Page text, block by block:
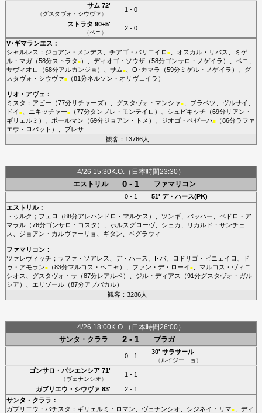
サム 72'
（グスタヴォ・シウヴァ）
1 - 0
ストラタ 90+5'
（ベニ ）
2 - 0
V･ギマランエス ：
シャルレス ； ジョアン・メンデス チアゴ・バリエイロ ■、 オスカル・リバス
ミゲ
ル・マガ（58分ストラタ ■）、 ディオゴ・ソウザ（58分ゴンサロ・ノゲイラ ）、 ベニ
サヴィオロ
（68分アルカンジョ ）、 サム■、 O･カマラ （59分ミゲル・ノゲイラ ）、 グ
スタヴォ・シウヴァ■（81分ネルソン・オリヴェイラ ）
リオ・アヴェ ：
ミスタ ； アビー （77分リチャーズ）、 グスタヴォ・マンシャ ■、 ブラベツ ヴルサイ
ドイ ■、 ニキッチャー■（77分タンブレ・モンテイロ ）、 シュピキッチ （69分リアン・
ギリェルミ ）、 ポールマン （69分ジョアン・トメ ）、 ジオゴ・ベゼーハ■（86分ラファ
エウ・ロバット ）、 ブレサ
観客：13766人
4/26 15:30K.O.（日本時間23:30）
エストリル
0 - 1 ファマリコン
0 - 1 51' デ・ハース(PK)
エストリル：
トゥルク ； フェロ （88分アレハンドロ・マルケス ）、 ツンギ、 バッハー
ペドロ・ア
マラル（76分ゴンサロ・コスタ ）、 ホルスグローヴ、 シェカ
リカルド・サンチェ
ス
ジョアン・カルヴァーリョ ギタン ベグラウィ
ファマリコン：
ツァレヴィッチ ； ラファ・ソアレス デ・ハース I･バ、 ロドリゴ・ピニェイロ
ド
ゥ・アモラン■（83分マルコス・ペニャ ）、 ファン・デ・ローイ ■、 マルコス・ヴィニ
シオス
グスタヴォ・サ（87分レアルペ）、 ジル・ディアス （91分グスタヴォ・ガル
シア ）、 エリゾール（87分アブバカル）
観客：3286人
4/26 18:00K.O.（日本時間26:00）
サンタ・クララ
2 - 1 ブラガ
0 - 1
30' サラサール
（ルイジーニョ ）
ゴンサロ・パシエンシア71'
（ヴェナンシオ）
1 - 1
ガブリエウ・シウヴァ83'
2 - 1
サンタ・クララ ：
ガブリエウ・バチスタ ； ギリェルミ・ロマン ヴェナンシオ シジネイ・リマ■、 ディ